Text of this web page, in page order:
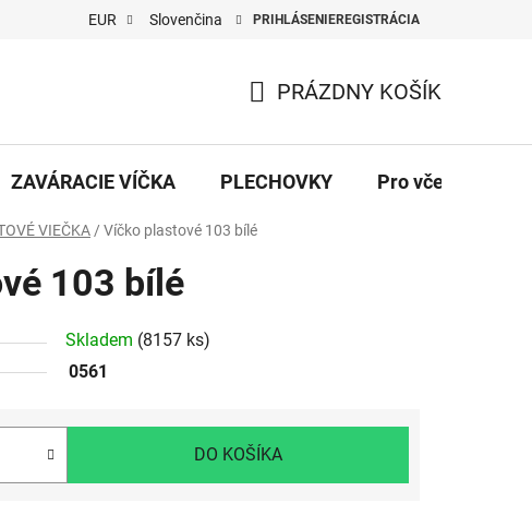
EUR Slovenčina PRIHLÁSENIEREGISTRÁCIA
KOŠÍK
PRÁZDNY KOŠÍK
ZAVÁRACIE VÍČKA PLECHOVKY Pro včelaře
VIEČKA / Víčko plastové 103 bílé
103 bílé
Skladem (8157 ks)
0561
DO KOŠÍKA